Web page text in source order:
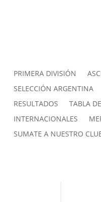
PRIMERA DIVISIÓN
SELECCIÓN ARGENTINA
RESULTADOS
TABLA
INTERNACIONALES
SUMATE A NUESTRO